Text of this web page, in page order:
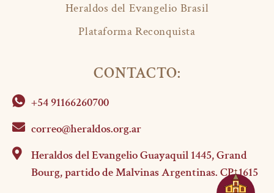
CONTACTO:
+54 91166260700
correo@heraldos.org.ar
Heraldos del Evangelio Guayaquil 1445, Grand
Bourg, partido de Malvinas Argentinas. CP. 1615
Heraldos del Evangelio Brasil
Plataforma Reconquista